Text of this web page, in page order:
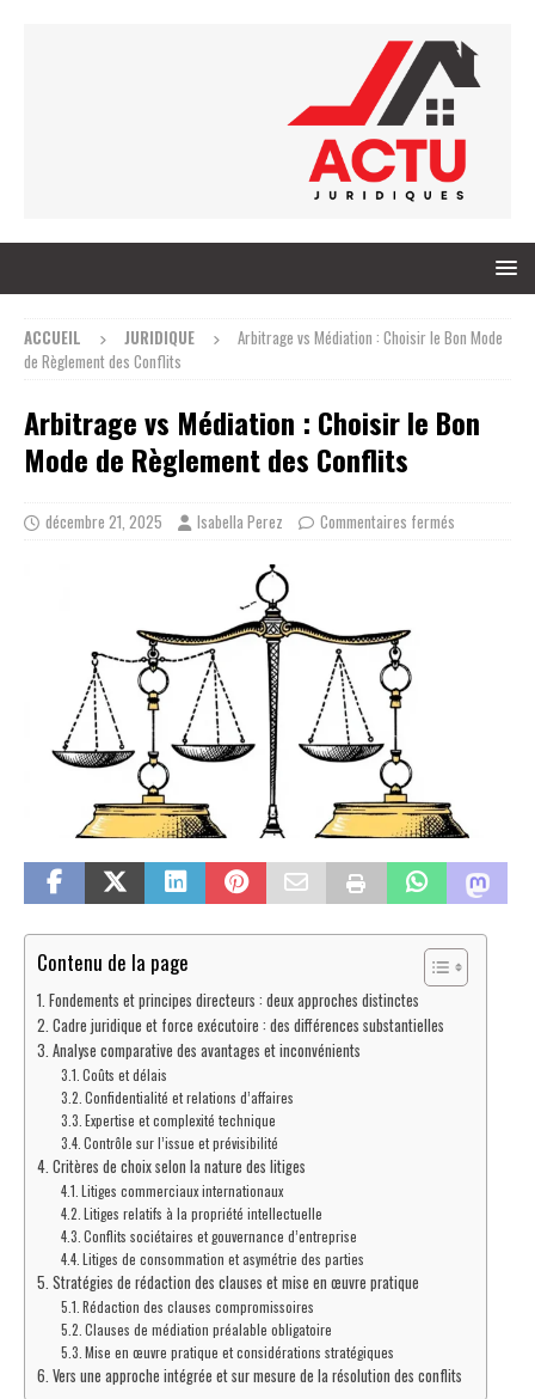
ACCUEIL JURIDIQUE
Arbitrage vs Médiation : Choisir le Bon Mode
de Règlement des Conflits
Arbitrage vs Médiation : Choisir le Bon
Mode de Règlement des Conflits
décembre 21, 2025 Isabella Perez Commentaires fermés
Contenu de la page
Fondements et principes directeurs : deux approches distinctes
Cadre juridique et force exécutoire : des différences substantielles
Analyse comparative des avantages et inconvénients
Coûts et délais
Confidentialité et relations d’affaires
Expertise et complexité technique
Contrôle sur l’issue et prévisibilité
Critères de choix selon la nature des litiges
Litiges commerciaux internationaux
Litiges relatifs à la propriété intellectuelle
Conflits sociétaires et gouvernance d’entreprise
Litiges de consommation et asymétrie des parties
Stratégies de rédaction des clauses et mise en œuvre pratique
Rédaction des clauses compromissoires
Clauses de médiation préalable obligatoire
Mise en œuvre pratique et considérations stratégiques
Vers une approche intégrée et sur mesure de la résolution des conflits